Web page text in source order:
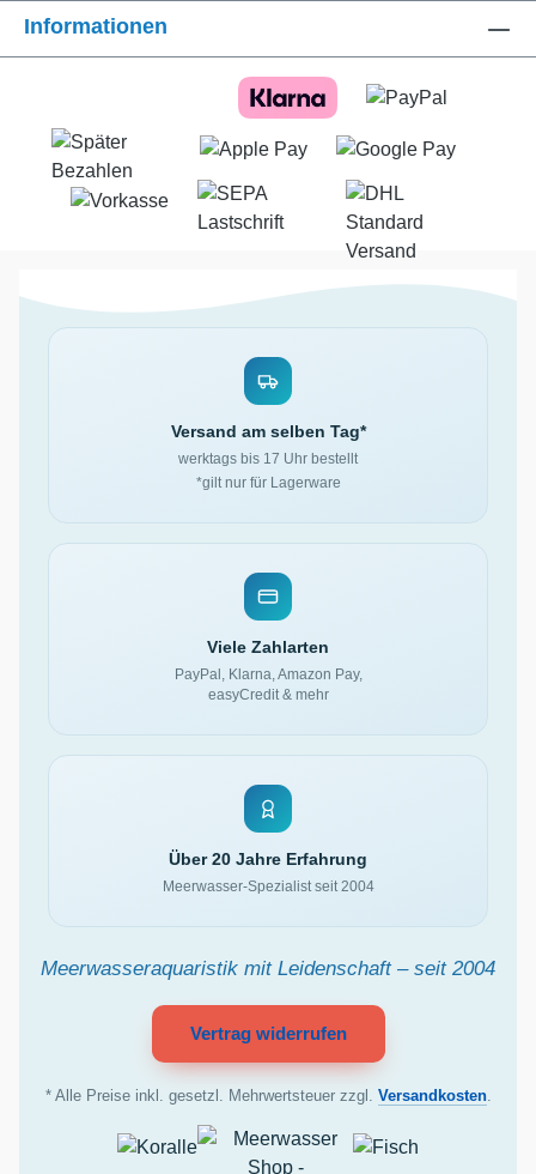
Informationen
Versand am selben Tag*
werktags bis 17 Uhr bestellt
*gilt nur für Lagerware
Viele Zahlarten
PayPal, Klarna, Amazon Pay,
easyCredit & mehr
Über 20 Jahre Erfahrung
Meerwasser-Spezialist seit 2004
Meerwasseraquaristik mit Leidenschaft – seit 2004
Vertrag widerrufen
* Alle Preise inkl. gesetzl. Mehrwertsteuer zzgl. Versandkosten.